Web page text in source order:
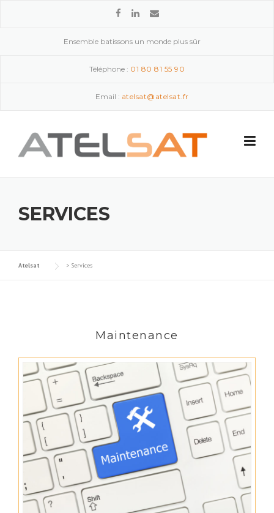
Ensemble batissons un monde plus sûr
Téléphone : 01 80 81 55 90
Email : atelsat@atelsat.fr
SERVICES
Atelsat > Services
Maintenance